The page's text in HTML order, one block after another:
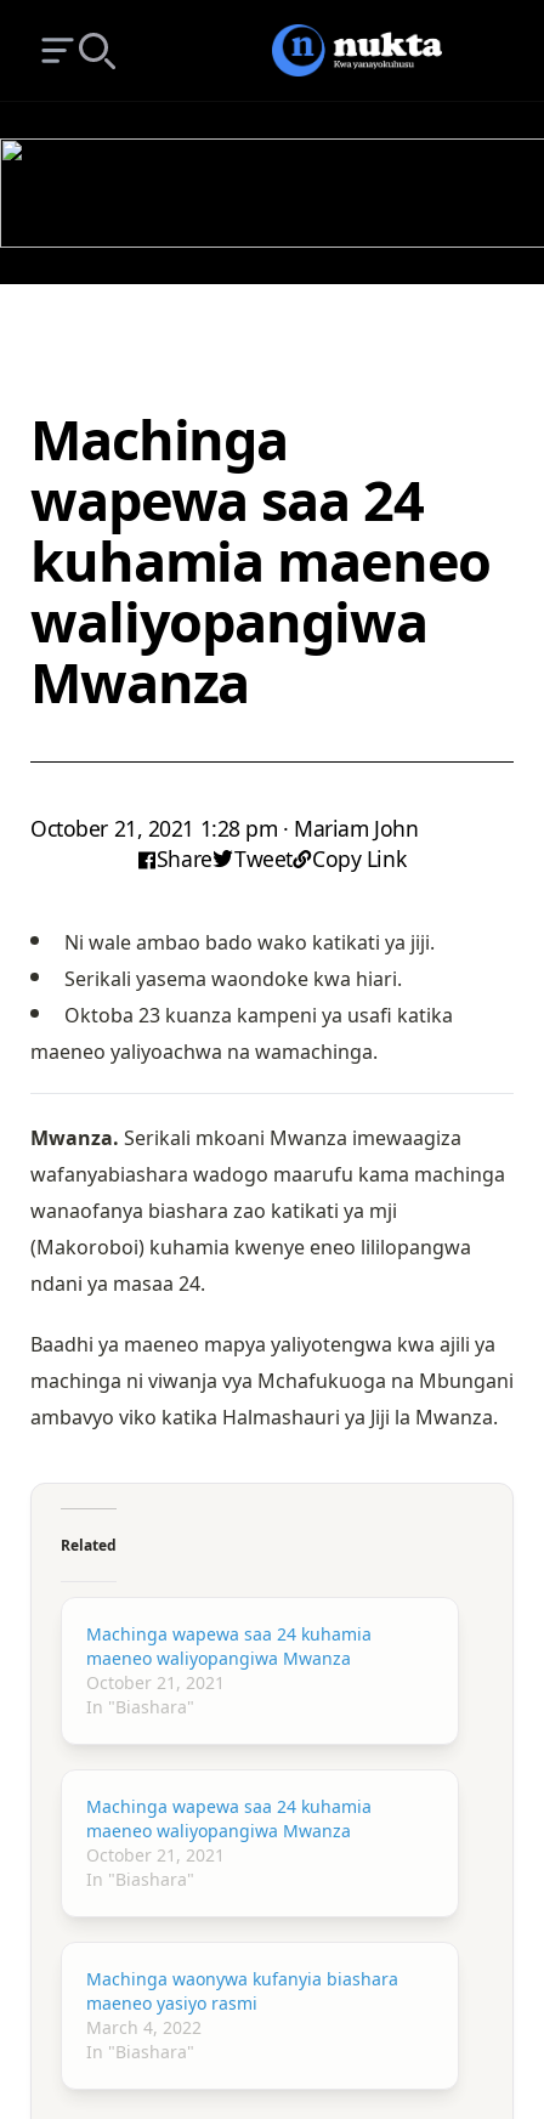
Open main menu
Machinga
wapewa saa 24
kuhamia maeneo
waliyopangiwa
Mwanza
October 21, 2021 1:28 pm · Mariam John
Share
Tweet Copy Link
Ni wale ambao bado wako katikati ya jiji.
Serikali yasema waondoke kwa hiari.
Oktoba 23 kuanza kampeni ya usafi katika
maeneo yaliyoachwa na wamachinga.
Mwanza. Serikali mkoani Mwanza imewaagiza
wafanyabiashara wadogo maarufu kama machinga
wanaofanya biashara zao katikati ya mji
(Makoroboi) kuhamia kwenye eneo lililopangwa
ndani ya masaa 24.
Baadhi ya maeneo mapya yaliyotengwa kwa ajili ya
machinga ni viwanja vya Mchafukuoga na Mbungani
ambavyo viko katika Halmashauri ya Jiji la Mwanza.
Related
Machinga wapewa saa 24 kuhamia
maeneo waliyopangiwa Mwanza
October 21, 2021
In "Biashara"
Machinga wapewa saa 24 kuhamia
maeneo waliyopangiwa Mwanza
October 21, 2021
In "Biashara"
Machinga waonywa kufanyia biashara
maeneo yasiyo rasmi
March 4, 2022
In "Biashara"